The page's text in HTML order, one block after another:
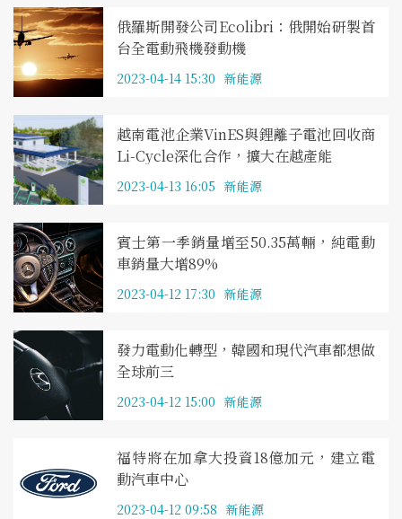
俄羅斯開發公司Ecolibri：俄開始研製首
台全電動飛機發動機
2023-04-14 15:30 新能源
越南電池企業VinES與鋰離子電池回收商
Li-Cycle深化合作，擴大在越產能
2023-04-13 16:05 新能源
賓士第一季銷量增至50.35萬輛，純電動
車銷量大增89%
2023-04-12 17:30 新能源
發力電動化轉型，韓國和現代汽車都想做
全球前三
2023-04-12 15:00 新能源
福特將在加拿大投資18億加元，建立電
動汽車中心
2023-04-12 09:58 新能源